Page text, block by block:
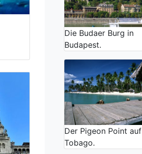
Die Budaer Burg in
Budapest.
Der Pigeon Point auf
Tobago.